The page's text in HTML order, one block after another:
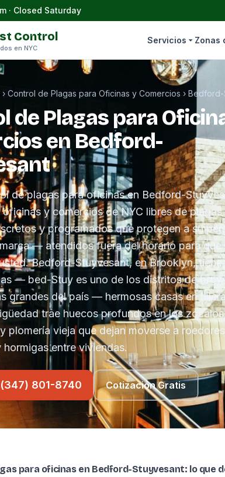
· Closed Saturday
Control
en NYC
Servicios Zonas
› Control de Plagas para Oficinas y Comercios › Bedford-
de Plagas para
en Bedford-
de plagas para oficinas en Bedford-
oficinas y comercios de NYC libres de plagas
y programados que protegen a su
— atendidos fuera del horario para que
Bedford-Stuyvesant, en Brooklyn,
— bed-Stuy es uno de los distritos de
grandes del país — hermosas casas en
trae huecos profundos en los
plomería vieja que dejan moverse a
hormigas entre viviendas.
801-8740 Cotización Gratis
para oficinas en Bedford-Stuyvesant: lo que